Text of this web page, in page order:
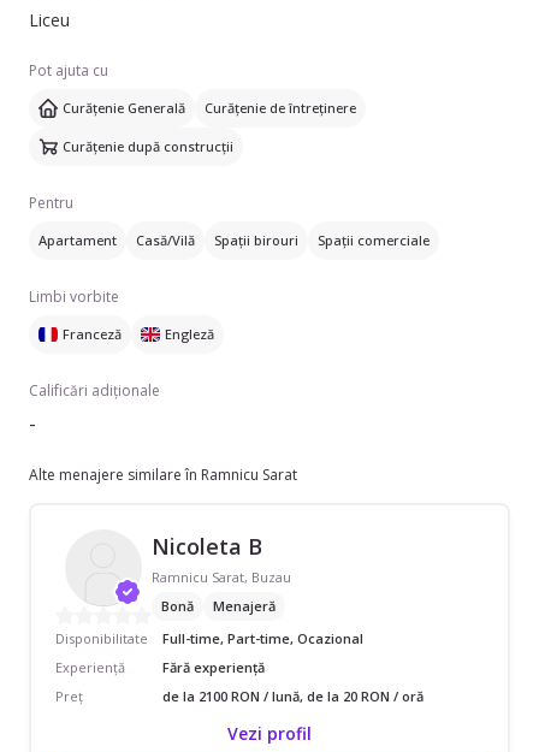
Liceu
Pot ajuta cu
Curățenie Generală Curățenie de întreținere
Curățenie după construcții
Pentru
Apartament Casă/Vilă Spații birouri Spații comerciale
Limbi vorbite
Franceză Engleză
Calificări adiționale
-
Alte menajere similare în Ramnicu Sarat
Nicoleta B
Ramnicu Sarat, Buzau
Bonă
Menajeră
Disponibilitate
Full-time, Part-time, Ocazional
Experiență
Fără experiență
Preț
de la 2100 RON / lună, de la 20 RON / oră
Vezi profil